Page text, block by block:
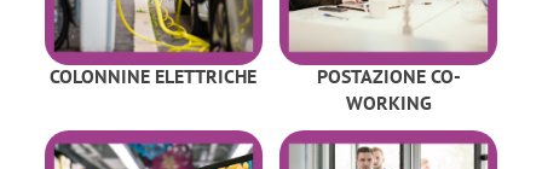
COLONNINE ELETTRICHE
POSTAZIONE CO-
WORKING